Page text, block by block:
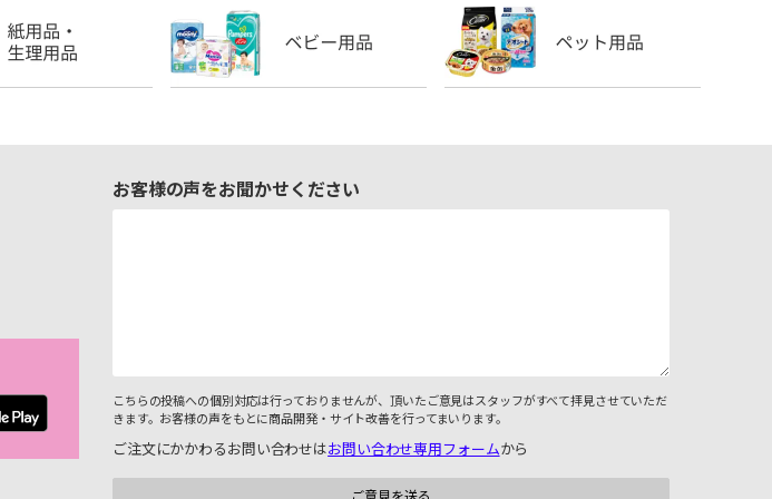
お客様の声をお聞かせください
こちらの投稿への個別対応は行っておりませんが、頂いたご意見はスタッフがすべて拝見させていただ
きます。お客様の声をもとに商品開発・サイト改善を行ってまいります。
ご注文にかかわるお問い合わせはお問い合わせ専用フォームから